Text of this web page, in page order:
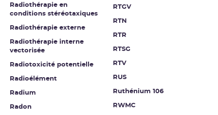
Radiothérapie en
conditions stéréotaxiques
Radiothérapie externe
Radiothérapie interne
vectorisée
Radiotoxicité potentielle
Radioélément
Radium
Radon
RTGV
RTN
RTR
RTSG
RTV
RUS
Ruthénium 106
RWMC